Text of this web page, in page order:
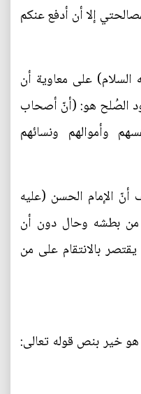
إلا أن أدفع عنكم
السلام) على معاوية أن
الصُلح هو: (أنّ أصحاب
وأموالهم ونسائهم
الإمام الحسن (عليه
من بطشه وحال دون أن
بالانتقام على من
خير بنص قوله تعالى: